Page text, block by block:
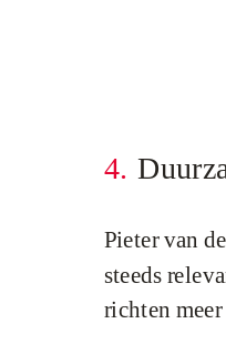
4.
Pieter van
steeds
richten